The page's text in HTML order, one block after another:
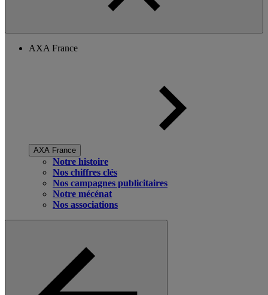
AXA France
AXA France
Notre histoire
Nos chiffres clés
Nos campagnes publicitaires
Notre mécénat
Nos associations